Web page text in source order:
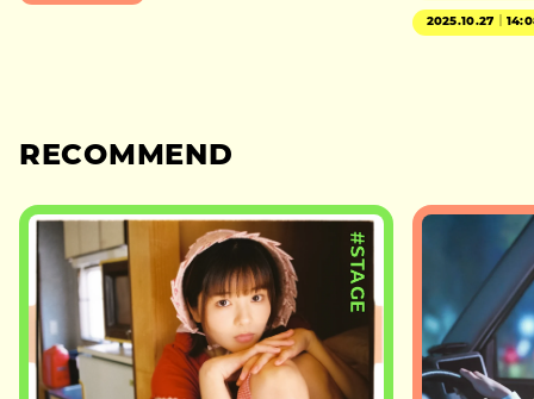
2025.10.27｜
RECOMMEND
#STAGE